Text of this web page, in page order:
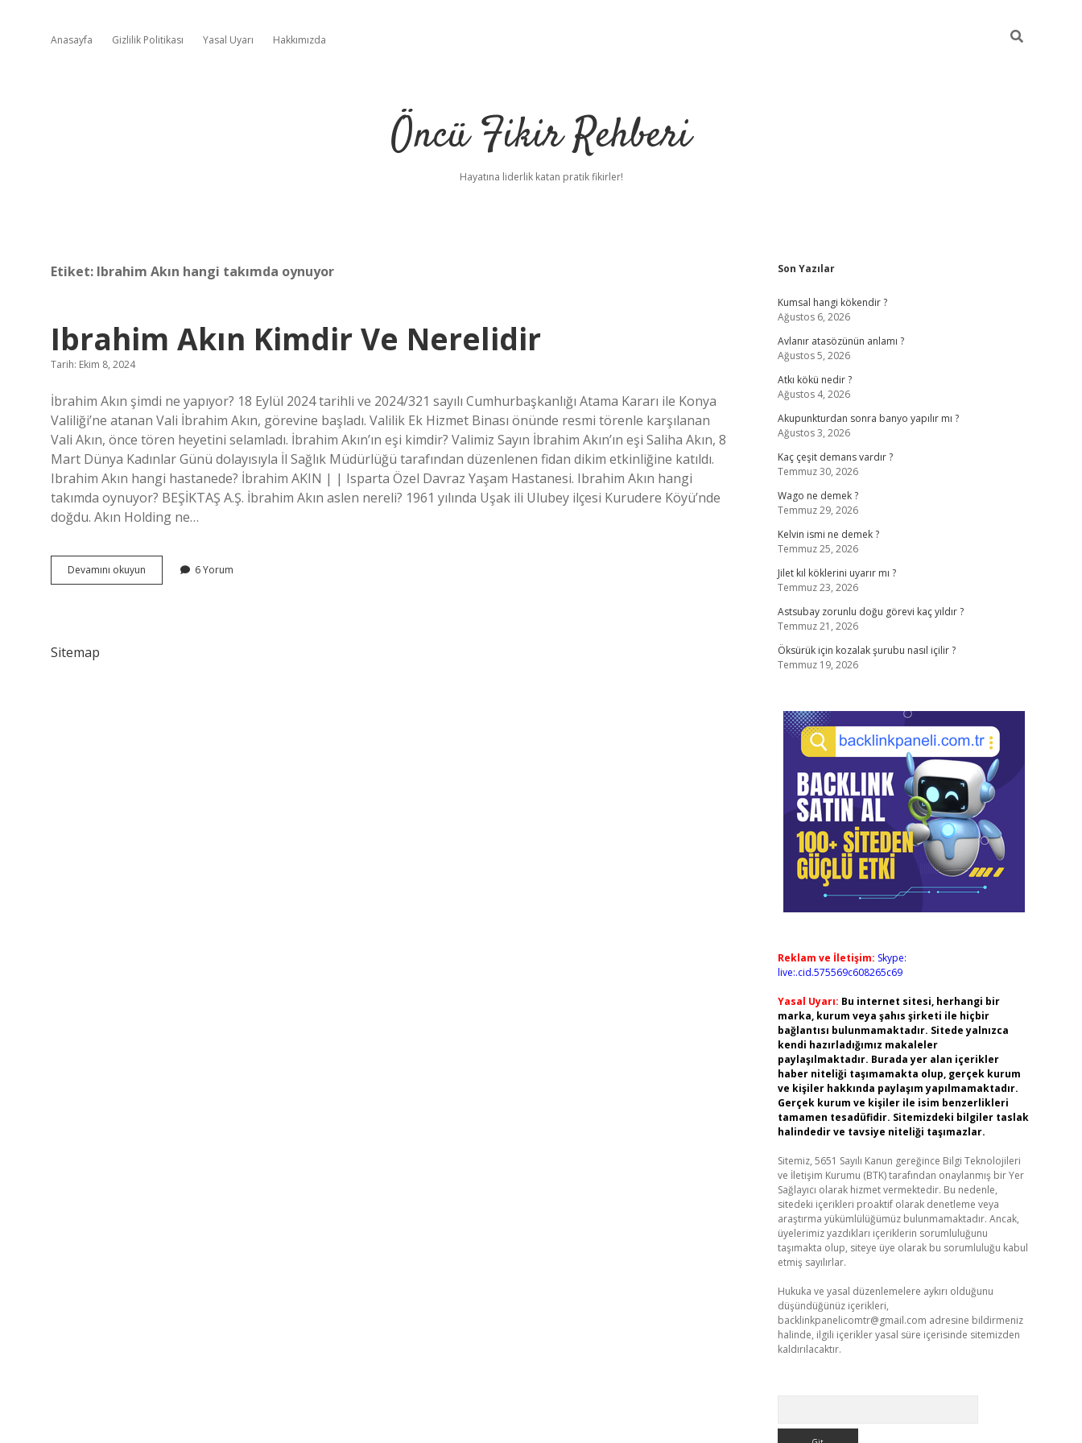
Anasayfa Gizlilik Politikası Yasal Uyarı Hakkımızda
Öncü Fikir Rehberi
Hayatına liderlik katan pratik fikirler!
Etiket: Ibrahim Akın hangi takımda oynuyor
Ibrahim Akın Kimdir Ve Nerelidir
Tarih: Ekim 8, 2024
İbrahim Akın şimdi ne yapıyor? 18 Eylül 2024 tarihli ve 2024/321 sayılı Cumhurbaşkanlığı Atama Kararı ile Konya
Valiliği’ne atanan Vali İbrahim Akın, görevine başladı. Valilik Ek Hizmet Binası önünde resmi törenle karşılanan
Vali Akın, önce tören heyetini selamladı. İbrahim Akın’ın eşi kimdir? Valimiz Sayın İbrahim Akın’ın eşi Saliha Akın, 8
Mart Dünya Kadınlar Günü dolayısıyla İl Sağlık Müdürlüğü tarafından düzenlenen fidan dikim etkinliğine katıldı.
Ibrahim Akın hangi hastanede? İbrahim AKIN | | Isparta Özel Davraz Yaşam Hastanesi. Ibrahim Akın hangi
takımda oynuyor? BEŞİKTAŞ A.Ş. İbrahim Akın aslen nereli? 1961 yılında Uşak ili Ulubey ilçesi Kurudere Köyü’nde
doğdu. Akın Holding ne…
Devamını okuyun
Akın
6 Yorum
Sitemap
Sidebar
Son Yazılar
Kumsal hangi kökendir ?
Ağustos 6, 2026
Avlanır atasözünün anlamı ?
Ağustos 5, 2026
Atkı kökü nedir ?
Ağustos 4, 2026
Akupunkturdan sonra banyo yapılır mı ?
Ağustos 3, 2026
Kaç çeşit demans vardır ?
Temmuz 30, 2026
Wago ne demek ?
Temmuz 29, 2026
Kelvin ismi ne demek ?
Temmuz 25, 2026
Jilet kıl köklerini uyarır mı ?
Temmuz 23, 2026
Astsubay zorunlu doğu görevi kaç yıldır ?
Temmuz 21, 2026
Öksürük için kozalak şurubu nasıl içilir ?
Temmuz 19, 2026
Reklam ve İletişim: Skype:
live:.cid.575569c608265c69
Yasal Uyarı: Bu internet sitesi, herhangi bir
marka, kurum veya şahıs şirketi ile hiçbir
bağlantısı bulunmamaktadır. Sitede yalnızca
kendi hazırladığımız makaleler
paylaşılmaktadır. Burada yer alan içerikler
haber niteliği taşımamakta olup, gerçek kurum
ve kişiler hakkında paylaşım yapılmamaktadır.
Gerçek kurum ve kişiler ile isim benzerlikleri
tamamen tesadüfidir. Sitemizdeki bilgiler taslak
halindedir ve tavsiye niteliği taşımazlar.
Sitemiz, 5651 Sayılı Kanun gereğince Bilgi Teknolojileri
ve İletişim Kurumu (BTK) tarafından onaylanmış bir Yer
Sağlayıcı olarak hizmet vermektedir. Bu nedenle,
sitedeki içerikleri proaktif olarak denetleme veya
araştırma yükümlülüğümüz bulunmamaktadır. Ancak,
üyelerimiz yazdıkları içeriklerin sorumluluğunu
taşımakta olup, siteye üye olarak bu sorumluluğu kabul
etmiş sayılırlar.
Hukuka ve yasal düzenlemelere aykırı olduğunu
düşündüğünüz içerikleri,
backlinkpanelicomtr@gmail.com adresine bildirmeniz
halinde, ilgili içerikler yasal süre içerisinde sitemizden
kaldırılacaktır.
ilbet giriş